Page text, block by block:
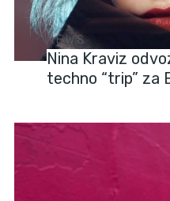
NEWS
Nina Kraviz
techno “trip” za